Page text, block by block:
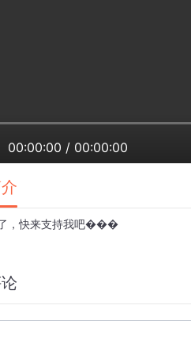
00:00:00 / 00:00:00
，快来支持我吧�️�️�️